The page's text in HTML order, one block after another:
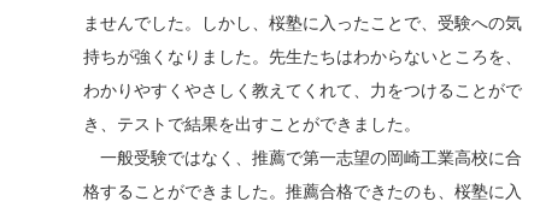
ませんでした。しかし、桜塾に入ったことで、受験への気
持ちが強くなりました。先生たちはわからないところを、
わかりやすくやさしく教えてくれて、力をつけることがで
き、テストで結果を出すことができました。
一般受験ではなく、推薦で第一志望の岡崎工業高校に合
格することができました。推薦合格できたのも、桜塾に入